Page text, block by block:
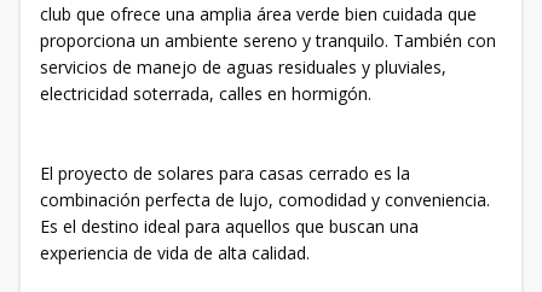
club que ofrece una amplia área verde bien cuidada que
proporciona un ambiente sereno y tranquilo. También con
servicios de manejo de aguas residuales y pluviales,
electricidad soterrada, calles en hormigón.
El proyecto de solares para casas cerrado es la
combinación perfecta de lujo, comodidad y conveniencia.
Es el destino ideal para aquellos que buscan una
experiencia de vida de alta calidad.